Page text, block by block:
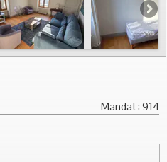
Mandat : 914